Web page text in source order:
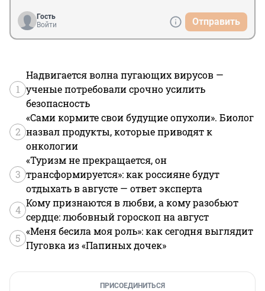
Гость
Войти
Отправить
1
Надвигается волна пугающих вирусов —
ученые потребовали срочно усилить
безопасность
2
«Сами кормите свои будущие опухоли». Биолог
назвал продукты, которые приводят к
онкологии
3
«Туризм не прекращается, он
трансформируется»: как россияне будут
отдыхать в августе — ответ эксперта
4
Кому признаются в любви, а кому разобьют
сердце: любовный гороскоп на август
5
«Меня бесила моя роль»: как сегодня выглядит
Пуговка из «Папиных дочек»
ПРИСОЕДИНИТЬСЯ